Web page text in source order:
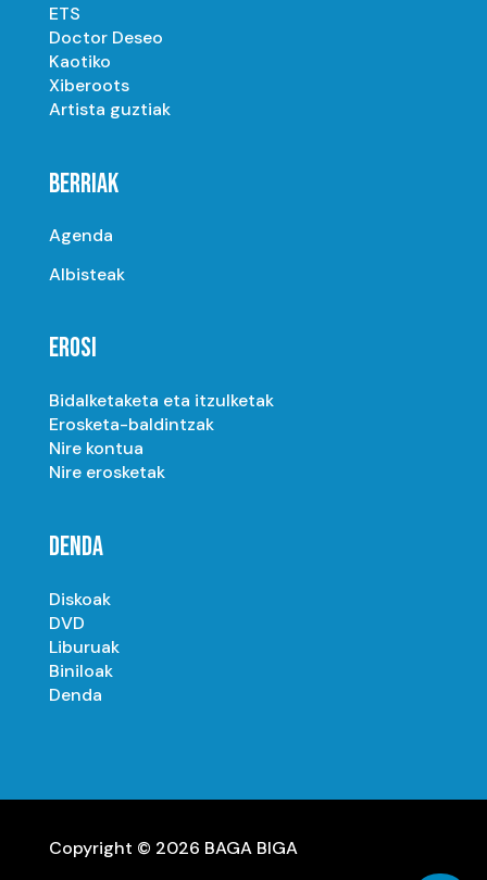
ETS
Doctor Deseo
Kaotiko
Xiberoots
Artista guztiak
BERRIAK
Agenda
Albisteak
EROSI
Bidalketaketa eta itzulketak
Erosketa-baldintzak
Nire kontua
Nire erosketak
DENDA
Diskoak
DVD
Liburuak
Biniloak
Denda
Copyright © 2026 BAGA BIGA